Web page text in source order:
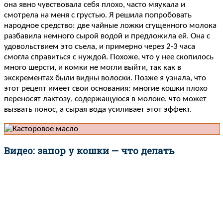
она явно чувствовала себя плохо, часто мяукала и
смотрела на меня с грустью. Я решила попробовать
народное средство: две чайные ложки сгущенного молока
разбавила немного сырой водой и предложила ей. Она с
удовольствием это съела, и примерно через 2-3 часа
смогла справиться с нуждой. Похоже, что у нее скопилось
много шерсти, и комки не могли выйти, так как в
экскрементах были видны волоски. Позже я узнала, что
этот рецепт имеет свои основания: многие кошки плохо
переносят лактозу, содержащуюся в молоке, что может
вызвать понос, а сырая вода усиливает этот эффект.
Видео: запор у кошки — что делать